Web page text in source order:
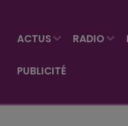
ACTUS RADIO
PUBLICITÉ